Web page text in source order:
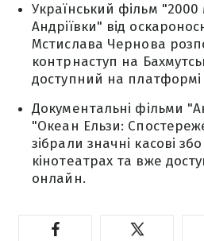
Український фільм "2000
Андріївки" від
Мстислава Чернова
контрнаступ на
доступний на платформі
Документальні фільми
"Океан Ельзи:
зібрали значні касові
кінотеатрах та вже
онлайн.